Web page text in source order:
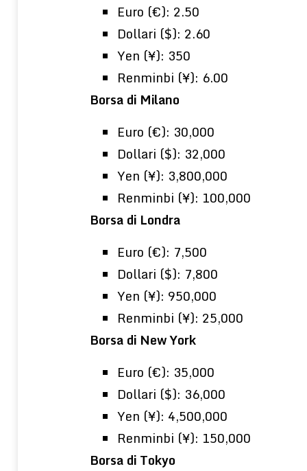
Euro (€): 2.50
Dollari ($): 2.60
Yen (¥): 350
Renminbi (¥): 6.00
Borsa di Milano
Euro (€): 30,000
Dollari ($): 32,000
Yen (¥): 3,800,000
Renminbi (¥): 100,000
Borsa di Londra
Euro (€): 7,500
Dollari ($): 7,800
Yen (¥): 950,000
Renminbi (¥): 25,000
Borsa di New York
Euro (€): 35,000
Dollari ($): 36,000
Yen (¥): 4,500,000
Renminbi (¥): 150,000
Borsa di Tokyo